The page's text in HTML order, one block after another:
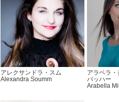
アレクサンドラ・スム
Alexandra Soumm
アラベラ
バッハー
Arabella